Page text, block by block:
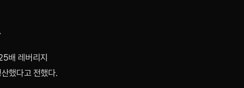
배 레버리지
했다고 전했다.